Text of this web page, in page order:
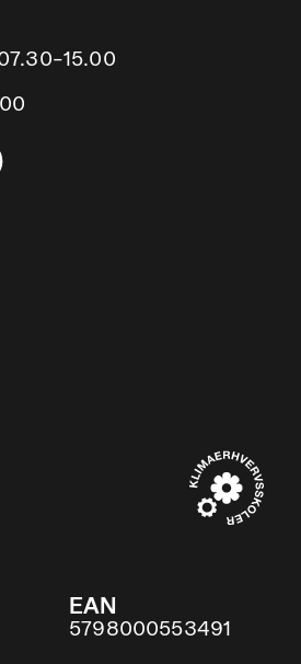
EAN
5798000553491